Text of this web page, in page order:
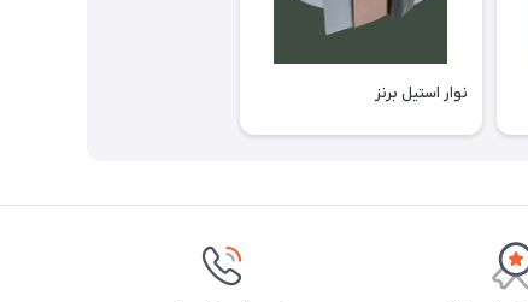
نوار استیل برنز